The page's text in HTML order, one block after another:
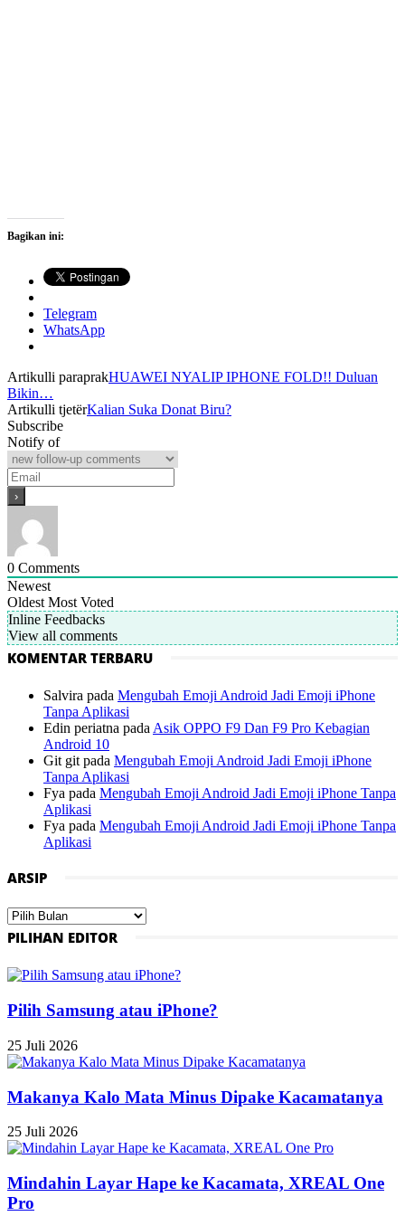
Bagikan ini:
Telegram
WhatsApp
Artikulli paraprakHUAWEI NYALIP IPHONE FOLD!! Duluan
Bikin…
Artikulli tjetërKalian Suka Donat Biru?
Subscribe
Notify of
0 Comments
Newest
Oldest Most Voted
Inline Feedbacks
View all comments
KOMENTAR TERBARU
Salvira pada Mengubah Emoji Android Jadi Emoji iPhone
Tanpa Aplikasi
Edin periatna pada Asik OPPO F9 Dan F9 Pro Kebagian
Android 10
Git git pada Mengubah Emoji Android Jadi Emoji iPhone
Tanpa Aplikasi
Fya pada Mengubah Emoji Android Jadi Emoji iPhone Tanpa
Aplikasi
Fya pada Mengubah Emoji Android Jadi Emoji iPhone Tanpa
Aplikasi
ARSIP
Arsip
PILIHAN EDITOR
Pilih Samsung atau iPhone?
25 Juli 2026
Makanya Kalo Mata Minus Dipake Kacamatanya
25 Juli 2026
Mindahin Layar Hape ke Kacamata, XREAL One
Pro